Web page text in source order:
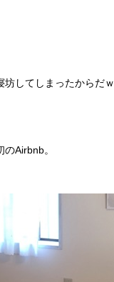
坊してしまったからだｗ
Airbnb。